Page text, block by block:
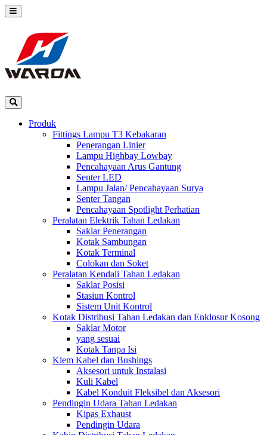
Produk
Fittings Lampu T3 Kebakaran
Penerangan Linier
Lampu Highbay Lowbay
Pencahayaan Arus Gantung
Senter LED
Lampu Jalan/ Pencahayaan Surya
Senter Tangan
Pencahayaan Spotlight Perhatian
Peralatan Elektrik Tahan Ledakan
Saklar Penerangan
Kotak Sambungan
Kotak Terminal
Colokan dan Soket
Peralatan Kendali Tahan Ledakan
Saklar Posisi
Stasiun Kontrol
Sistem Unit Kontrol
Kotak Distribusi Tahan Ledakan dan Enklosur Kosong
Saklar Motor
yang sesuai
Kotak Tanpa Isi
Klem Kabel dan Bushings
Aksesori untuk Instalasi
Kuli Kabel
Kabel Konduit Fleksibel dan Aksesori
Pendingin Udara Tahan Ledakan
Kipas Exhaust
Pendingin Udara